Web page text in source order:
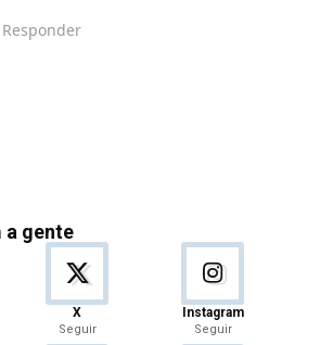
Responder
a gente
X
Seguir
Instagram
Seguir